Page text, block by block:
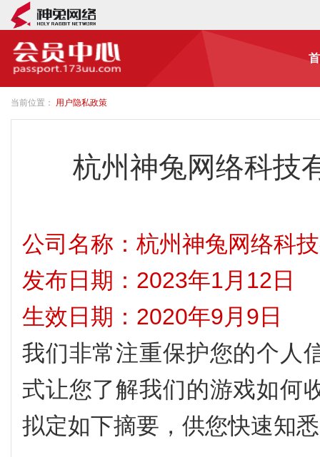
当前位置： 用户隐私政策
杭州神兔网络科技
公司名称：杭州神兔网络科
发布日期：2023年1月12日
生效日期：2020年9月9日
我们非常注重保护您的个人
式让您了解我们的游戏如何
拟定如下摘要，供您快速知